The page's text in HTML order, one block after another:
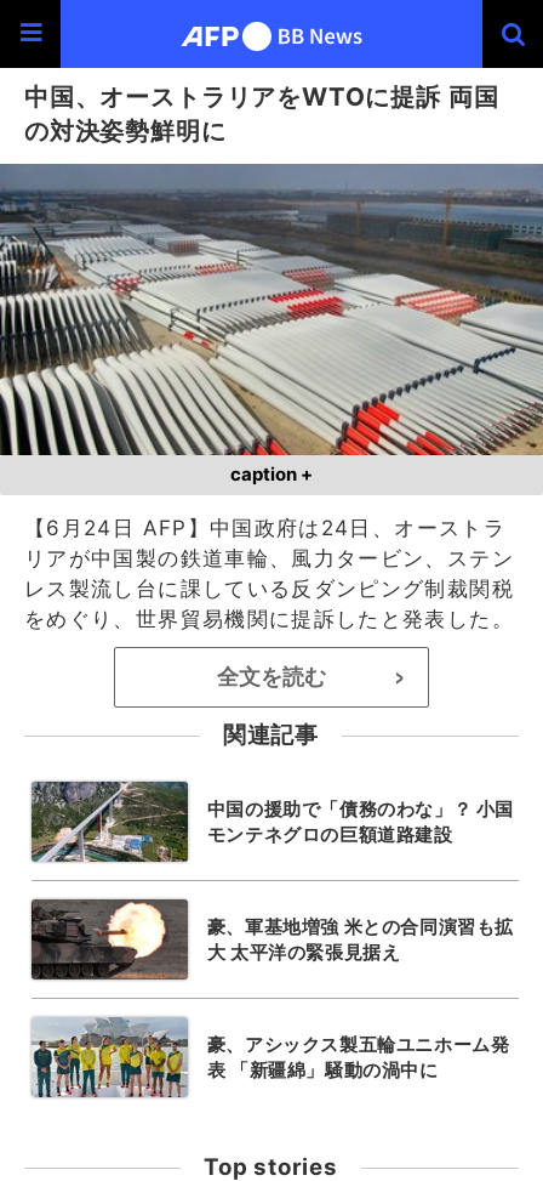
中国、オーストラリアをWTOに提訴 両国
の対決姿勢鮮明に
caption +
【6月24日 AFP】中国政府は24日、オーストラ
リアが中国製の鉄道車輪、風力タービン、ステン
レス製流し台に課している反ダンピング制裁関税
をめぐり、世界貿易機関に提訴したと発表した。
全文を読む >
関連記事
中国の援助で「債務のわな」？ 小国
モンテネグロの巨額道路建設
豪、軍基地増強 米との合同演習も拡
大 太平洋の緊張見据え
豪、アシックス製五輪ユニホーム発
表 「新疆綿」騒動の渦中に
Top stories